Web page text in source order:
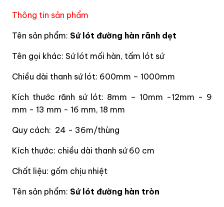
Thông tin sản phẩm
Tên sản phẩm: Sứ lót đường hàn rãnh dẹt
Tên gọi khác: Sứ lót mối hàn, tấm lót sứ
Chiều dài thanh sứ lót: 600mm – 1000mm
Kích thước rãnh sứ lót: 8mm – 10mm -12mm - 9
mm - 13 mm - 16 mm, 18 mm
Quy cách: 24 - 36m/thùng
Kích thước: chiều dài thanh sứ 60 cm
Chất liệu: gốm chịu nhiệt
Tên sản phẩm: Sứ lót đường hàn tròn